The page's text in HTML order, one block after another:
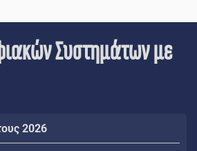
Συστημάτων με
2026